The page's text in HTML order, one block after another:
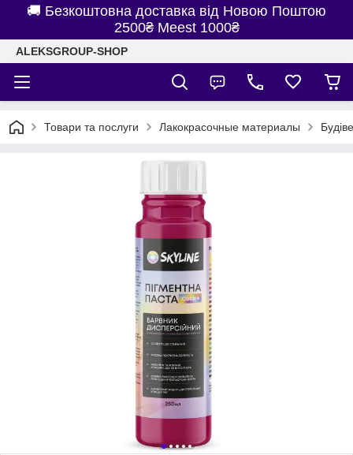
🚚 Безкоштовна доставка від Новою Поштою
2500₴ Meest 1000₴
ALEKSGROUP-SHOP
Товари та послуги Лакокрасочные материалы